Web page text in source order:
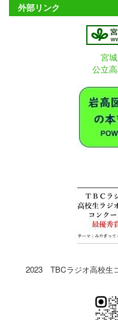
外部リンク
宮
公立
2023 TBCラジオ高校生